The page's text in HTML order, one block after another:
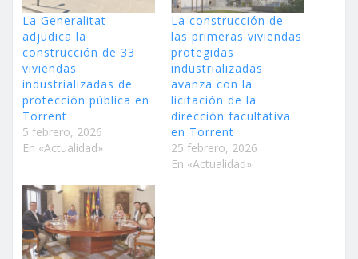
La Generalitat
adjudica la
construcción de 33
viviendas
industrializadas de
protección pública en
Torrent
5 febrero, 2026
En «Actualidad»
La construcción de
las primeras viviendas
protegidas
industrializadas
avanza con la
licitación de la
dirección facultativa
en Torrent
25 febrero, 2026
En «Actualidad»